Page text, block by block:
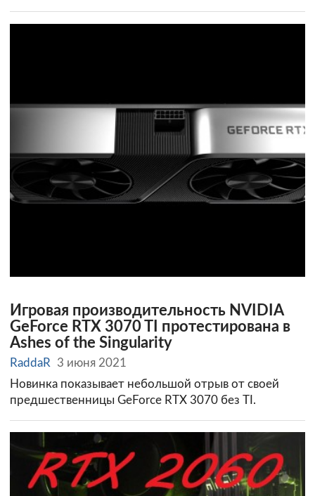
Игровая производительность NVIDIA
GeForce RTX 3070 TI протестирована в
Ashes of the Singularity
RaddaR
3 июня 2021
Новинка показывает небольшой отрыв от своей
предшественницы GeForce RTX 3070 без TI.